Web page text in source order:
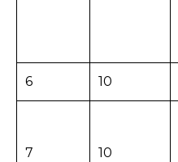
6 10
7 10